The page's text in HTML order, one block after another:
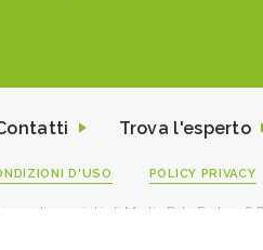
Trova l'esperto
D'USO POLICY PRIVACY
di proprietà di Media Data Factory